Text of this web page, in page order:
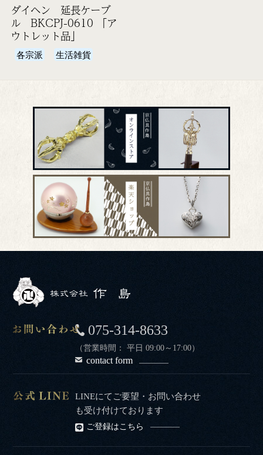
ダイヘン 延長ケーブ
ル BKCPJ-0610 「ア
ウトレット品」
各宗派 生活雑貨
075-314-8633
（営業時間： 平日 09:00～17:00）
contact form
LINEにてご要望・お問い合わせ
も受け付けております
ご登録はこちら